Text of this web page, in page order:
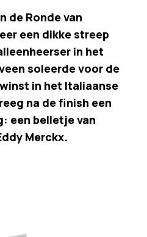
de Ronde van
een dikke streep
in het
soleerde voor de
in het Italiaanse
na de finish een
een belletje van
Merckx.